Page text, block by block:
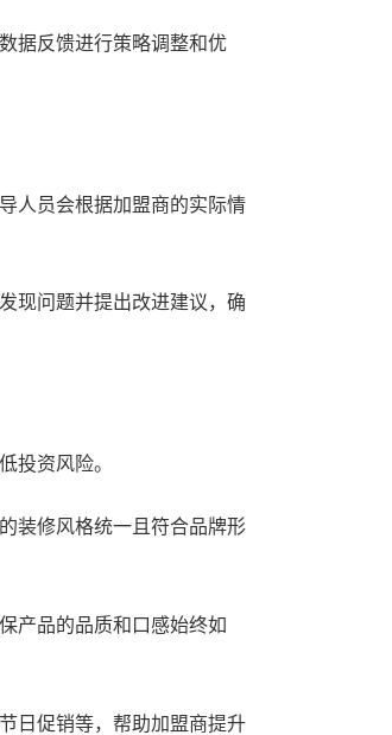
据反馈进行策略调整和优
人员会根据加盟商的实际情
现问题并提出改进建议，确
投资风险。
装修风格统一且符合品牌形
产品的品质和口感始终如
日促销等，帮助加盟商提升